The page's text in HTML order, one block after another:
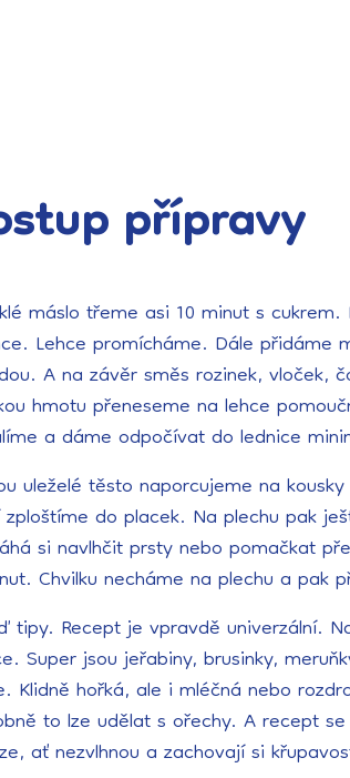
přípravy
máslo třeme asi 10 minut s
Lehce promícháme. Dále přidáme
A na závěr směs rozinek, vloček,
hmotu přeneseme na lehce
a dáme odpočívat do lednice
uleželé těsto naporcujeme na
do placek. Na plechu pak
si navlhčit prsty nebo pomačkat
Chvilku necháme na plechu a pak
tipy. Recept je vpravdě univerzální.
Super jsou jeřabiny, brusinky,
Klidně hořká, ale i mléčná nebo
to lze udělat s ořechy. A recept
ať nezvlhnou a zachovají si